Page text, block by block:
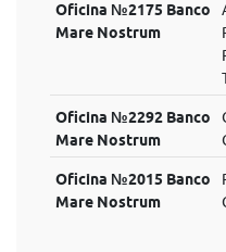
Oficina №2175 Banco
Mare Nostrum
Oficina №2292 Banco
Mare Nostrum
Oficina №2015 Banco
Mare Nostrum